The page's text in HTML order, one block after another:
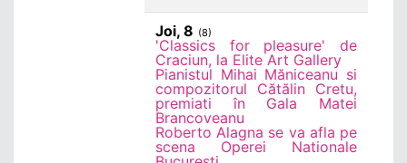
Joi, 8 (8)
'Classics for pleasure' de
Craciun, la Elite Art Gallery
Pianistul Mihai Măniceanu si
compozitorul Cătălin Cretu,
premiati în Gala Matei
Brancoveanu
Roberto Alagna se va afla pe
scena Operei Nationale